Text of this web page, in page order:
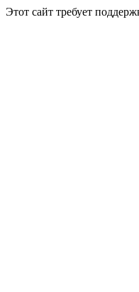
Этот сайт требует